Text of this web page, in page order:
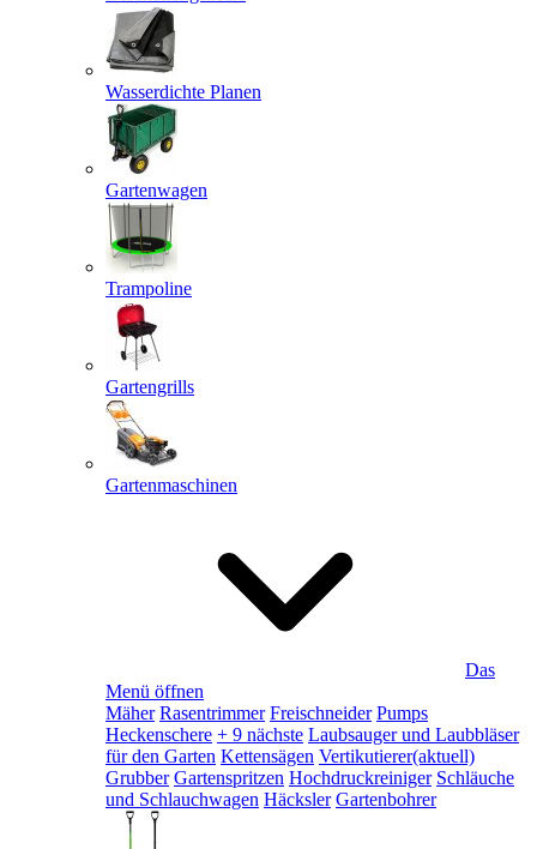
Wasserdichte Planen
Gartenwagen
Trampoline
Gartengrills
Gartenmaschinen
Das
Menü öffnen
Mäher Rasentrimmer Freischneider Pumps
Heckenschere + 9 nächste Laubsauger und Laubbläser
für den Garten Kettensägen Vertikutierer(aktuell)
Grubber Gartenspritzen Hochdruckreiniger Schläuche
und Schlauchwagen Häcksler Gartenbohrer